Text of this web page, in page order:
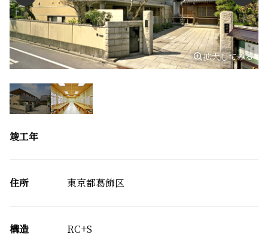
拡大してみる
竣工年
住所 東京都葛飾区
構造 RC+S